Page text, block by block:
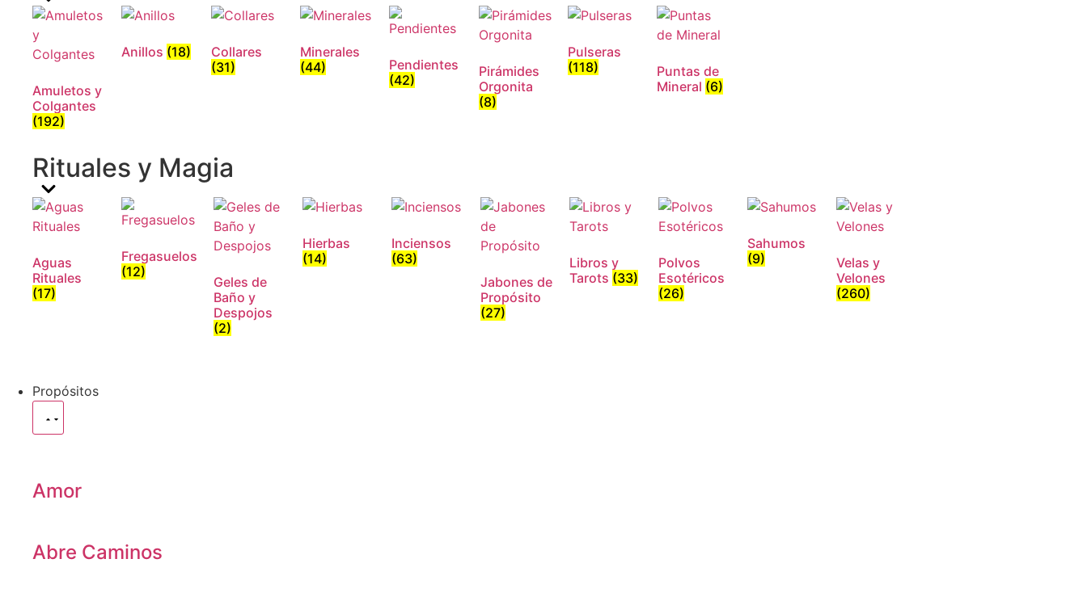
Amuletos y
Colgantes
(192)
Anillos (18)
Collares
(31)
Minerales
(44)
Pendientes
(42)
Pirámides
Orgonita
(8)
Pulseras
(118)
Puntas de
Mineral (6)
Rituales y Magia
Aguas
Rituales
(17)
Fregasuelos
(12)
Geles de
Baño y
Despojos
(2)
Hierbas
(14)
Inciensos
(63)
Jabones de
Propósito
(27)
Libros y
Tarots (33)
Polvos
Esotéricos
(26)
Sahumos
(9)
Velas y
Velones
(260)
Propósitos
Amor
Abre Caminos